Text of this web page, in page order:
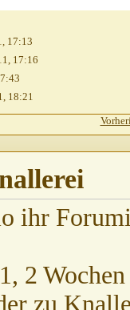
17:13
17:16
18:21
17:46
18:14
ihr
2
zu